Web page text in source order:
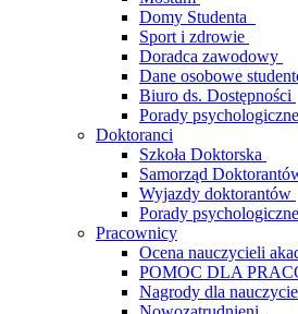
Domy Studenta
Sport i zdrowie
Doradca zawodowy
Dane osobowe
Biuro ds. Dostępności
Porady psychologiczne
Doktoranci
Szkoła Doktorska
Samorząd
Wyjazdy doktorantów
Porady psychologiczne
Pracownicy
Ocena nauczycieli
POMOC DLA
Nagrody dla